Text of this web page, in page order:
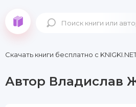
Скачать книги бесплатно c
Автор Владислав